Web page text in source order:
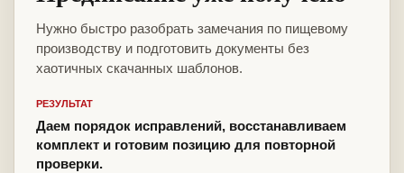
Нужно быстро разобрать замечания по пищевому
производству и подготовить документы без
хаотичных скачанных шаблонов.
РЕЗУЛЬТАТ
Даем порядок исправлений, восстанавливаем
комплект и готовим позицию для повторной
проверки.